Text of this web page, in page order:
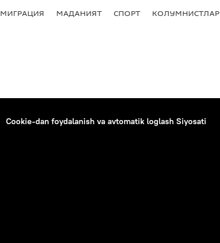
МИГРАЦИЯ МАДАНИЯТ СПОРТ КОЛУМНИСТЛАР
Cookie-dan foydalanish va avtomatik loglash Siyosati